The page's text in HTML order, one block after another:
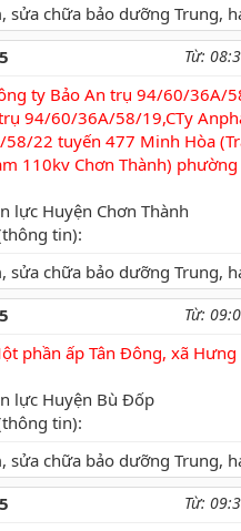
sửa chữa bảo dưỡng Trung,
Từ:
ty Bảo An trụ 94/60/36A/
94/60/36A/58/19,CTy
22 tuyến 477 Minh Hòa
110kv Chơn Thành)
lực Huyện Chơn Thành
tin):
sửa chữa bảo dưỡng Trung,
Từ:
phần ấp Tân Đông, xã
lực Huyện Bù Đốp
tin):
sửa chữa bảo dưỡng Trung,
Từ: